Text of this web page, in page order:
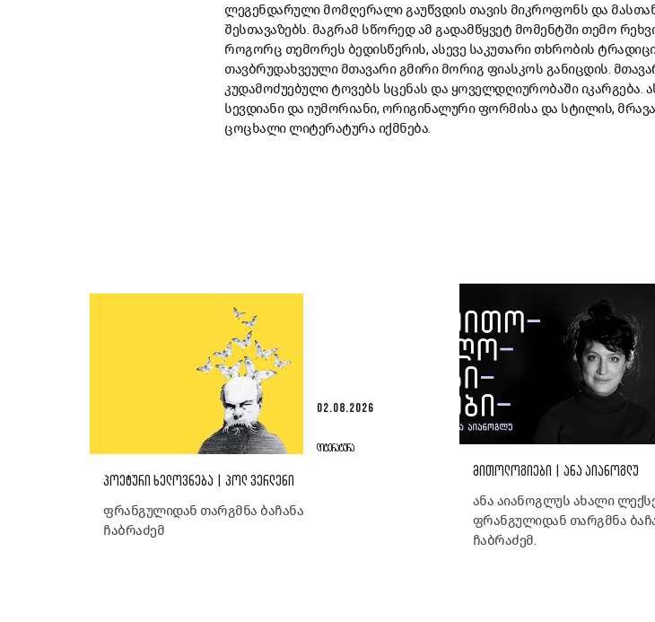
ლეგენდარული მომღერალი გაუწვდის თავის მიკროფონს და
შესთავაზებს. მაგრამ სწორედ ამ გადამწყვეტ მომენტში თემო
როგორც თემორეს ბედისწერის, ასევე საკუთარი თხრობის
თავბრუდახვეული მთავარი გმირი მორიგ ფიასკოს განიცდის.
კუდამოძუებული ტოვებს სცენას და ყოველდღიურობაში იკარგება.
სევდიანი და იუმორიანი, ორიგინალური ფორმისა და სტილის,
ცოცხალი ლიტერატურა იქმნება.
02.08.2026
ᲚᲘᲢᲔᲠᲐᲢᲣᲠᲐ
ᲞᲝᲔᲢᲣᲠᲘ ᲮᲔᲚᲝᲕᲜᲔᲑᲐ | ᲞᲝᲚ ᲕᲔᲠᲚᲔᲜᲘ
ფრანგულიდან თარგმნა ბაჩანა
ჩაბრაძემ
ᲛᲘᲗᲝᲚᲝᲒᲘᲔᲑᲘ | ᲐᲜᲐ ᲐᲘᲐᲜᲝᲒᲚᲣ
ანა აიანოგლუს ახალი
ფრანგულიდან თარგმნა
ჩაბრაძემ.